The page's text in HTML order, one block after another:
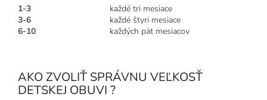
1-3 každé tri mesiace
3-6 každé štyri mesiace
6-10 každých pät mesiacov
AKO ZVOLIŤ SPRÁVNU VEĽKOSŤ
DETSKEJ OBUVI ?